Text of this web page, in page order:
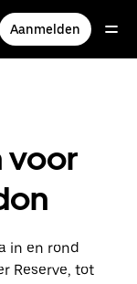
Aanmelden
voor
in en rond
Reserve, tot